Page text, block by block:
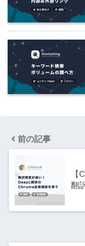
前の記事
【
翻